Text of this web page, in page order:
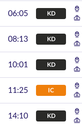
06:05 KD
08:13 KD
10:01 KD
11:25 IC
14:10 KD